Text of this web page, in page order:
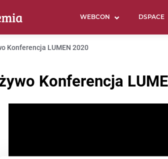
WEBCON DSPACE
Konferencja LUMEN 2020
Konferencja